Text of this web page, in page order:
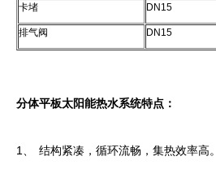
卡堵 DN15
排气阀 DN15
分体平板太阳能热水系统特点：
1、 结构紧凑，循环流畅，集热效率高。